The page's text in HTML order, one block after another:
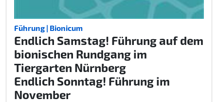
Führung | Bionicum
Endlich Samstag! Führung auf dem
bionischen Rundgang im
Tiergarten Nürnberg
Endlich Sonntag! Führung im
November